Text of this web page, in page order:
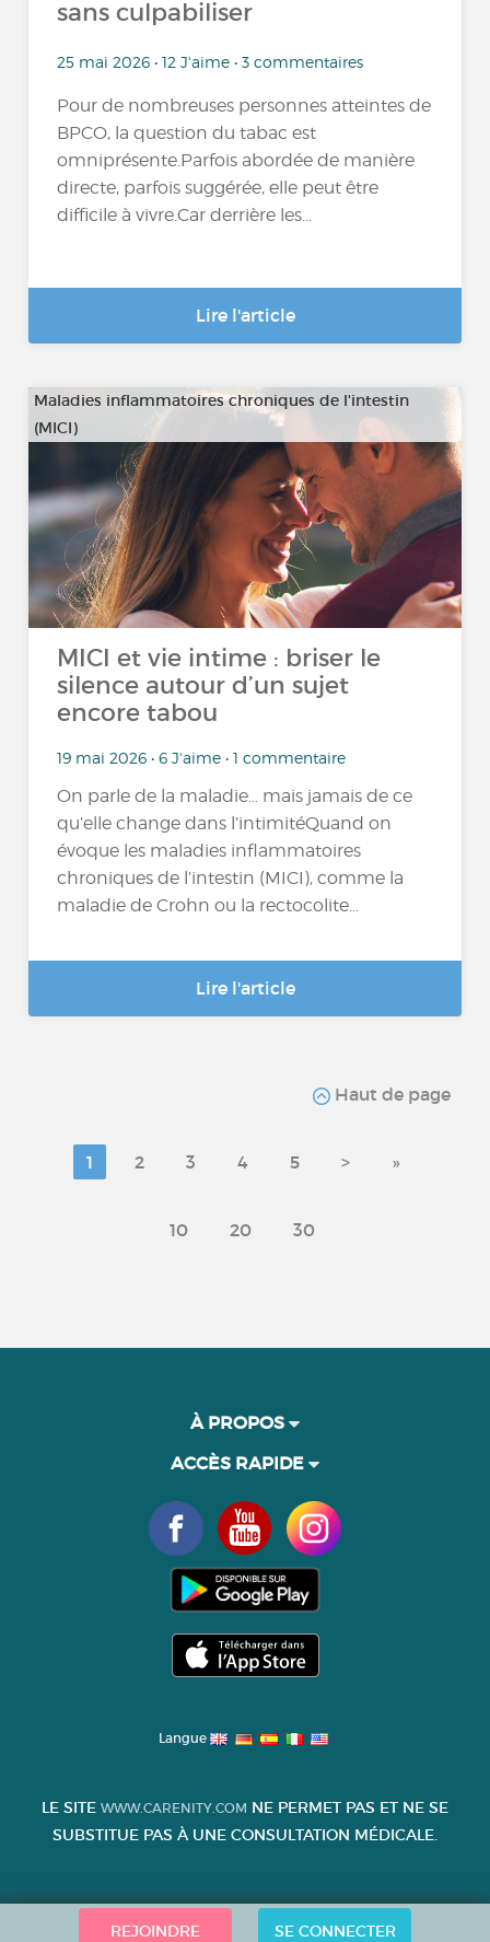
sans culpabiliser
25 mai 2026 • 12 J'aime • 3 commentaires
Pour de nombreuses personnes atteintes de
BPCO, la question du tabac est
omniprésente.Parfois abordée de manière
directe, parfois suggérée, elle peut être
difficile à vivre.Car derrière les...
Lire l'article
Maladies inflammatoires chroniques de l'intestin
(MICI)
MICI et vie intime : briser le
silence autour d’un sujet
encore tabou
19 mai 2026 • 6 J'aime • 1 commentaire
On parle de la maladie… mais jamais de ce
qu’elle change dans l’intimitéQuand on
évoque les maladies inflammatoires
chroniques de l’intestin (MICI), comme la
maladie de Crohn ou la rectocolite...
Lire l'article
Haut de page
1 2 3 4 5 > »
10 20 30
REJOINDRE SE CONNECTER
À PROPOS
ACCÈS RAPIDE
Langue
LE SITE WWW.CARENITY.COM NE PERMET PAS ET NE SE
SUBSTITUE PAS À UNE CONSULTATION MÉDICALE.